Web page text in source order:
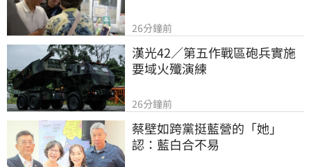
26分鐘前
漢光42／第五作戰區砲兵實施
要域火殲演練
26分鐘前
蔡壁如跨黨挺藍營的「她」
認：藍白合不易